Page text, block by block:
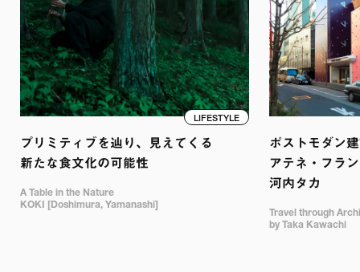
LIFESTYLE
プリミティブを辿り、見えてくる
新たな食文化の可能性
A Table in the Nature
KOKI [Doshimura, Yamanashi]
ポストモダン
アテネ・フラ
河内タカ
Travel through
by Taka Kawachi